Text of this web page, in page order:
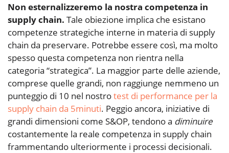
Non esternalizzeremo la nostra competenza in
supply chain. Tale obiezione implica che esistano
competenze strategiche interne in materia di supply
chain da preservare. Potrebbe essere così, ma molto
spesso questa competenza non rientra nella
categoria “strategica”. La maggior parte delle aziende,
comprese quelle grandi, non raggiunge nemmeno un
punteggio di 10 nel nostrotest di performance per la
supply chain da 5minuti. Peggio ancora, iniziative di
grandi dimensioni come S&OP, tendono a diminuire
costantemente la reale competenza in supply chain
frammentando ulteriormente i processi decisionali.